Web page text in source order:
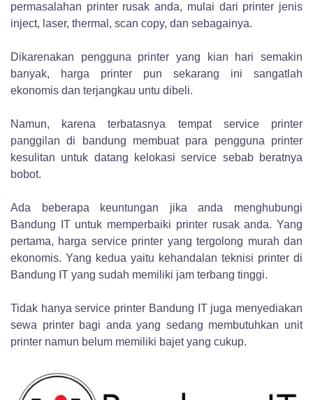
permasalahan printer rusak anda, mulai dari printer jenis
inject, laser, thermal, scan copy, dan sebagainya.
Dikarenakan pengguna printer yang kian hari semakin
banyak, harga printer pun sekarang ini sangatlah
ekonomis dan terjangkau untu dibeli.
Namun, karena terbatasnya tempat service printer
panggilan di bandung membuat para pengguna printer
kesulitan untuk datang kelokasi service sebab beratnya
bobot.
Ada beberapa keuntungan jika anda menghubungi
Bandung IT untuk memperbaiki printer rusak anda. Yang
pertama, harga service printer yang tergolong murah dan
ekonomis. Yang kedua yaitu kehandalan teknisi printer di
Bandung IT yang sudah memiliki jam terbang tinggi.
Tidak hanya service printer Bandung IT juga menyediakan
sewa printer bagi anda yang sedang membutuhkan unit
printer namun belum memiliki bajet yang cukup.